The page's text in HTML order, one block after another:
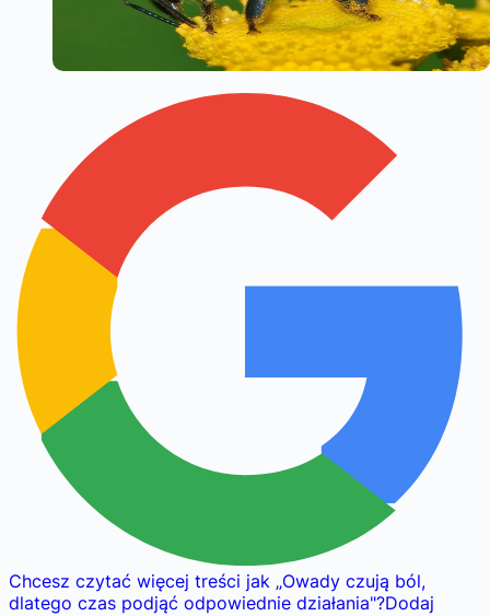
Chcesz czytać więcej treści jak „Owady czują ból,
dlatego czas podjąć odpowiednie działania"?Dodaj